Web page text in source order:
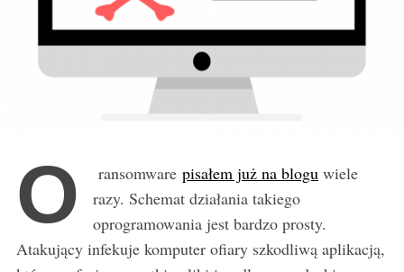
O ransomware pisałem już na bloguwiele
razy. Schemat działania takiego
oprogramowania jest bardzo prosty.
Atakujący infekuje komputer ofiary szkodliwą aplikacją,